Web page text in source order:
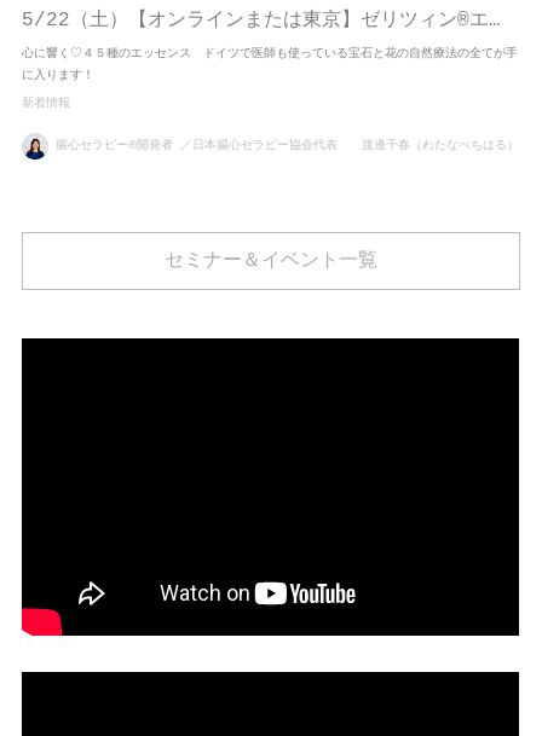
5/22（土）【オンラインまたは東京】ゼリツィン®エ…
心に響く♡４５種のエッセンス ドイツで医師も使っている宝石と花の自然療法の全てが手
に入ります！
新着情報
腸心セラピー®開発者 ／日本腸心セラピー協会代表 渡邊千春（わたなべちはる）
セミナー＆イベント一覧